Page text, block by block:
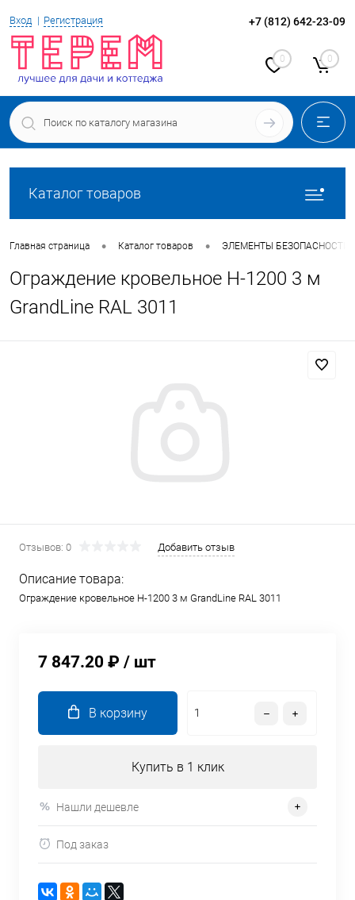
Вход Регистрация +7 (812) 642-23-09
0 0
Каталог товаров
Главная страница • Каталог товаров • ЭЛЕМЕНТЫ БЕЗОПАСНОСТИ
Ограждение кровельное Н-1200 3 м
GrandLine RAL 3011
Отзывов: 0 Добавить отзыв
Описание товара:
Ограждение кровельное Н-1200 3 м GrandLine RAL 3011
7 847.20 ₽ / шт
В корзину
Купить в 1 клик
Нашли дешевле
Под заказ